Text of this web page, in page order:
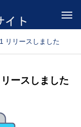
リリースしました
ースしました